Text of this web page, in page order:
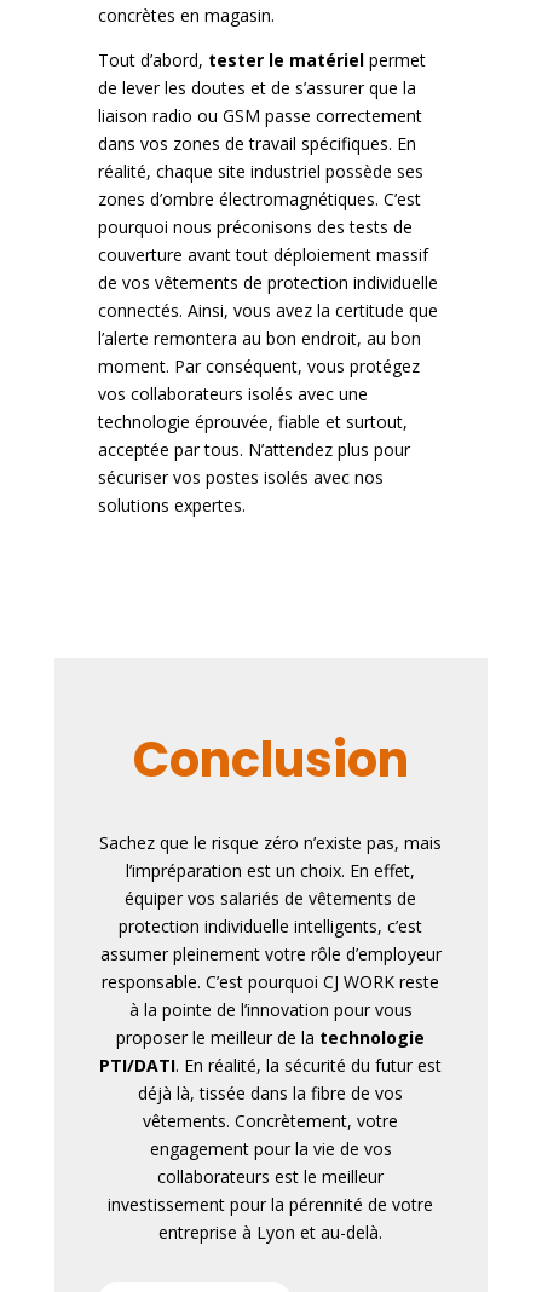
concrètes en magasin.
Tout d’abord, tester le matérielpermet
de lever les doutes et de s’assurer que la
liaison radio ou GSM passe correctement
dans vos zones de travail spécifiques. En
réalité, chaque site industriel possède ses
zones d’ombre électromagnétiques. C’est
pourquoi nous préconisons des tests de
couverture avant tout déploiement massif
de vos vêtements de protection individuelle
connectés. Ainsi, vous avez la certitude que
l’alerte remontera au bon endroit, au bon
moment. Par conséquent, vous protégez
vos collaborateurs isolés avec une
technologie éprouvée, fiable et surtout,
acceptée par tous. N’attendez plus pour
sécuriser vos postes isolés avec nos
solutions expertes.
Conclusion
Sachez que le risque zéro n’existe pas, mais
l’impréparation est un choix. En effet,
équiper vos salariés de vêtements de
protection individuelle intelligents, c’est
assumer pleinement votre rôle d’employeur
responsable. C’est pourquoi CJ WORK reste
à la pointe de l’innovation pour vous
proposer le meilleur de la technologie
PTI/DATI. En réalité, la sécurité du futur est
déjà là, tissée dans la fibre de vos
vêtements. Concrètement, votre
engagement pour la vie de vos
collaborateurs est le meilleur
investissement pour la pérennité de votre
entreprise à Lyon et au-delà.